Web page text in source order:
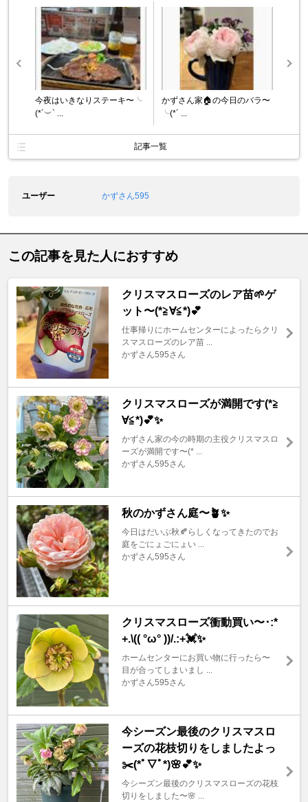
今夜はいきなりステーキ〜╰
(*´︶` ...
かずさん家🏠の今日のバラ〜
╰(*´ ...
記事一覧
ユーザー かずさん595
この記事を見た人におすすめ
クリスマスローズのレア苗🌱ゲ
ット〜(*≧∀≦*)💕
仕事帰りにホームセンターによったらクリ
スマスローズのレア苗 ...
かずさん595さん
クリスマスローズが満開です(*≧
∀≦*)💕✨
かずさん家の今の時期の主役クリスマスロ
ーズが満開です〜(* ...
かずさん595さん
秋のかずさん庭〜🪴✨
今日はだいぶ秋🍂らしくなってきたのでお
庭をごにょごにょい ...
かずさん595さん
クリスマスローズ衝動買い〜･:*
+.\(( °ω° ))/.:+💓✨
ホームセンターにお買い物に行ったら〜
目が合ってしまいまし ...
かずさん595さん
今シーズン最後のクリスマスロ
ーズの花枝切りをしましたよっ
✂️(*ﾟ▽ﾟ*)🌸💕✨
今シーズン最後のクリスマスローズの花枝
切りをしました〜🌸 ...